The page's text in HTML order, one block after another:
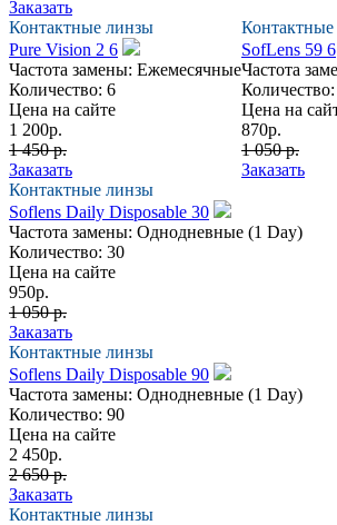
Заказать
Контактные линзы
Pure Vision 2 6
Частота замены: Ежемесячные
Количество: 6
Цена на сайте
1 200р.
1 450 р.
Заказать
SofLens 59 6
Частота
Количество:
Цена на
870р.
1 050 р.
Заказать
Контактные линзы
Soflens Daily Disposable 30
Частота замены: Однодневные (1 Day)
Количество: 30
Цена на сайте
950р.
1 050 р.
Заказать
Контактные линзы
Soflens Daily Disposable 90
Частота замены: Однодневные (1 Day)
Количество: 90
Цена на сайте
2 450р.
2 650 р.
Заказать
Контактные линзы